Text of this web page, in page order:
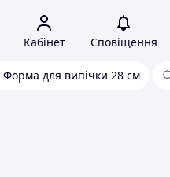
Кабінет Сповіщення
Форма для випічки 28 см